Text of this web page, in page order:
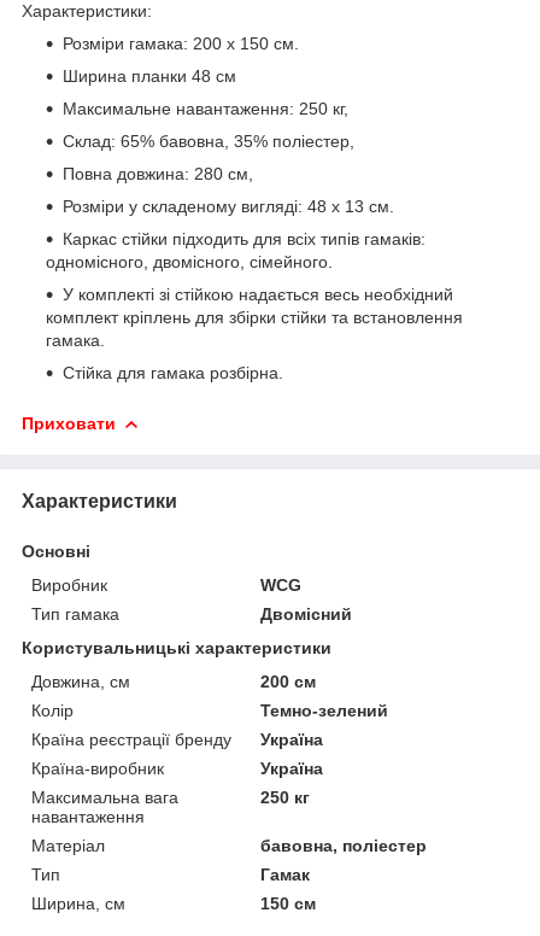
Характеристики:
Розміри гамака: 200 х 150 см.
Ширина планки 48 см
Максимальне навантаження: 250 кг,
Склад: 65% бавовна, 35% поліестер,
Повна довжина: 280 см,
Розміри у складеному вигляді: 48 х 13 см.
Каркас стійки підходить для всіх типів гамаків:
одномісного, двомісного, сімейного.
У комплекті зі стійкою надається весь необхідний
комплект кріплень для збірки стійки та встановлення
гамака.
Стійка для гамака розбірна.
Приховати
Характеристики
Основні
Виробник
WCG
Тип гамака
Двомісний
Користувальницькі характеристики
Довжина, см
200 см
Колір
Темно-зелений
Країна реєстрації бренду
Україна
Країна-виробник
Україна
Максимальна вага
навантаження
250 кг
Матеріал
бавовна, поліестер
Тип
Гамак
Ширина, см
150 см